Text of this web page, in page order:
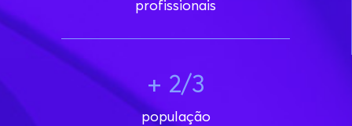
profissionais
+ 2/3
população